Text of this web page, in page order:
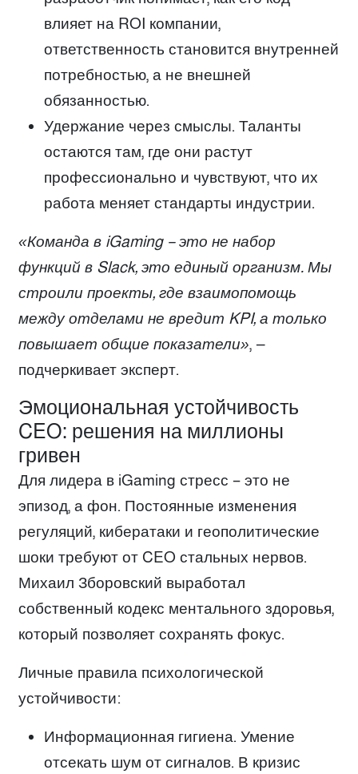
влияет на ROI компании,
ответственность становится внутренней
потребностью, а не внешней
обязанностью.
Удержание через смыслы. Таланты
остаются там, где они растут
профессионально и чувствуют, что их
работа меняет стандарты индустрии.
«Команда в iGaming – это не набор
функций в Slack, это единый организм. Мы
строили проекты, где взаимопомощь
между отделами не вредит KPI, а только
повышает общие показатели», —
подчеркивает эксперт.
Эмоциональная устойчивость
CEO: решения на миллионы
гривен
Для лидера в iGaming стресс – это не
эпизод, а фон. Постоянные изменения
регуляций, кибератаки и геополитические
шоки требуют от CEO стальных нервов.
Михаил Зборовский выработал
собственный кодекс ментального здоровья,
который позволяет сохранять фокус.
Личные правила психологической
устойчивости:
Информационная гигиена. Умение
отсекать шум от сигналов. В кризис